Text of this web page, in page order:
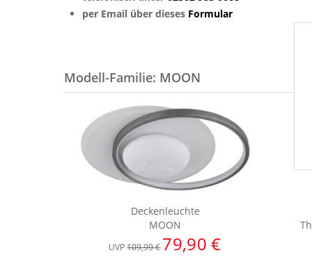
per Email über dieses Formular
Modell-Familie: MOON
Deckenleuchte
MOON
UVP109,99 € 79,90 €